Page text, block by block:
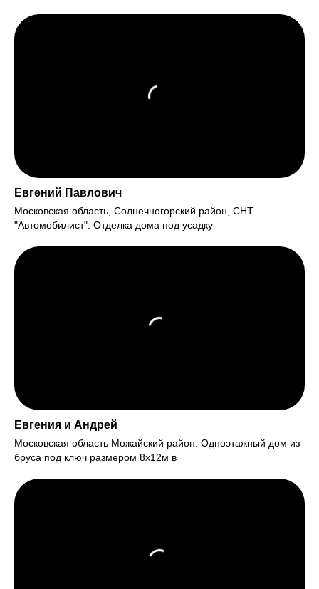
Евгений Павлович
Московская область, Солнечногорский район, СНТ
"Автомобилист". Отделка дома под усадку
Евгения и Андрей
Московская область Можайский район. Одноэтажный дом из
бруса под ключ размером 8х12м в